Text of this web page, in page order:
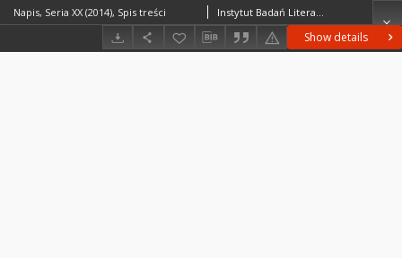
Show details
Napis, Seria XX (2014), Spis treści Instytut Badań Literackich